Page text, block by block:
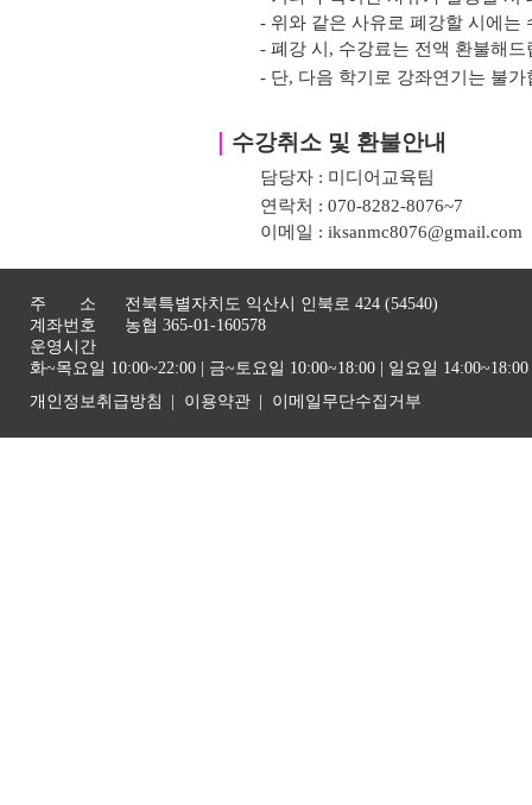
- 위와 같은 사유로 폐강할 시에는
- 폐강 시, 수강료는 전액 환불해
- 단, 다음 학기로 강좌연기는 불가
수강취소 및 환불안내
담당자 : 미디어교육팀
연락처 : 070-8282-8076~7
이메일 : iksanmc8076@gmail.com
주 소
전북특별자치도 익산시 인북로 424 (54540)
계좌번호
농협 365-01-160578
운영시간
화~목요일 10:00~22:00 | 금~토요일 10:00~18:00 | 일요일
개인정보취급방침
이용약관 이메일무단수집거부